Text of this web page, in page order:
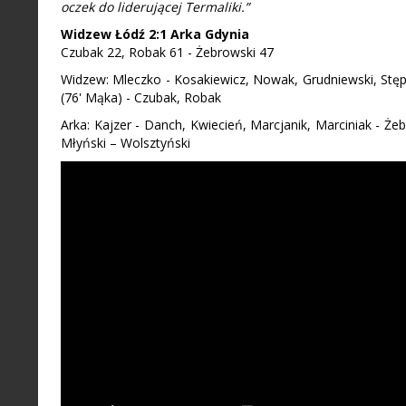
oczek do liderującej Termaliki.”
Widzew Łódź 2:1 Arka Gdynia
Czubak 22, Robak 61 - Żebrowski 47
Widzew: Mleczko - Kosakiewicz, Nowak, Grudniewski,
(76' Mąka) - Czubak, Robak
Arka: Kajzer - Danch, Kwiecień, Marcjanik, Marciniak -
Młyński – Wolsztyński